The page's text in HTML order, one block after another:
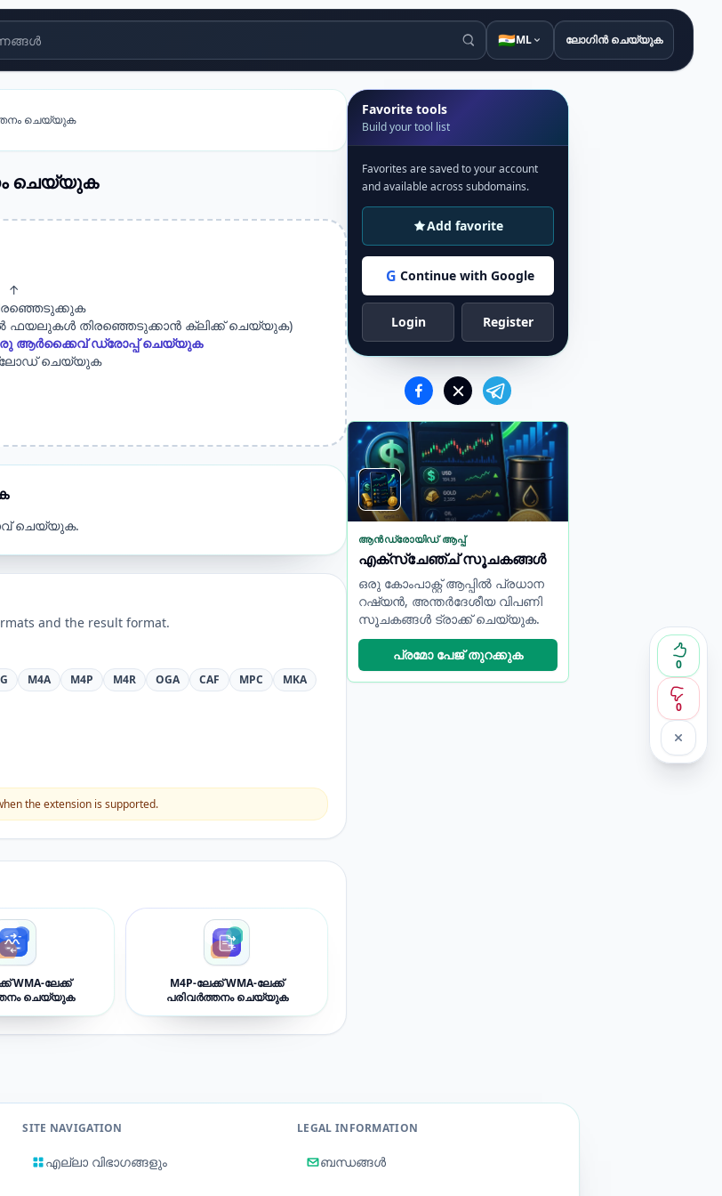
🇮🇳ML ലോഗിൻ ചെയ്യുക
ചെയ്യുക
ചെയ്യുക
0
0
↑
ഫയലുകൾ തിരഞ്ഞെടുക്കാൻ ക്ലിക്ക് ചെയ്യുക)
ആർക്കൈവ് ഡ്രോപ്പ് ചെയ്യുക
ചെയ്യുക
ചെയ്യുക.
and the result format.
M4A M4P M4R OGA CAF MPC
MKA
the extension is supported.
WMA-ലേക്ക്
ചെയ്യുക
M4P-ലേക്ക് WMA-ലേക്ക്
പരിവർത്തനം ചെയ്യുക
Favorite tools
Build your tool list
Favorites are saved to your account
and available across subdomains.
Add favorite
G Continue with Google
Login Register
ആൻഡ്രോയിഡ് ആപ്പ്
എക്സ്ചേഞ്ച് സൂചകങ്ങൾ
ഒരു കോംപാക്റ്റ് ആപ്പിൽ പ്രധാന
റഷ്യൻ, അന്തർദേശീയ വിപണി
സൂചകങ്ങൾ ട്രാക്ക് ചെയ്യുക.
പ്രമോ പേജ് തുറക്കുക
SITE NAVIGATION
എല്ലാ വിഭാഗങ്ങളും
LEGAL INFORMATION
ബന്ധങ്ങൾ